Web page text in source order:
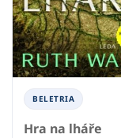
BELETRIA
Hra na lháře